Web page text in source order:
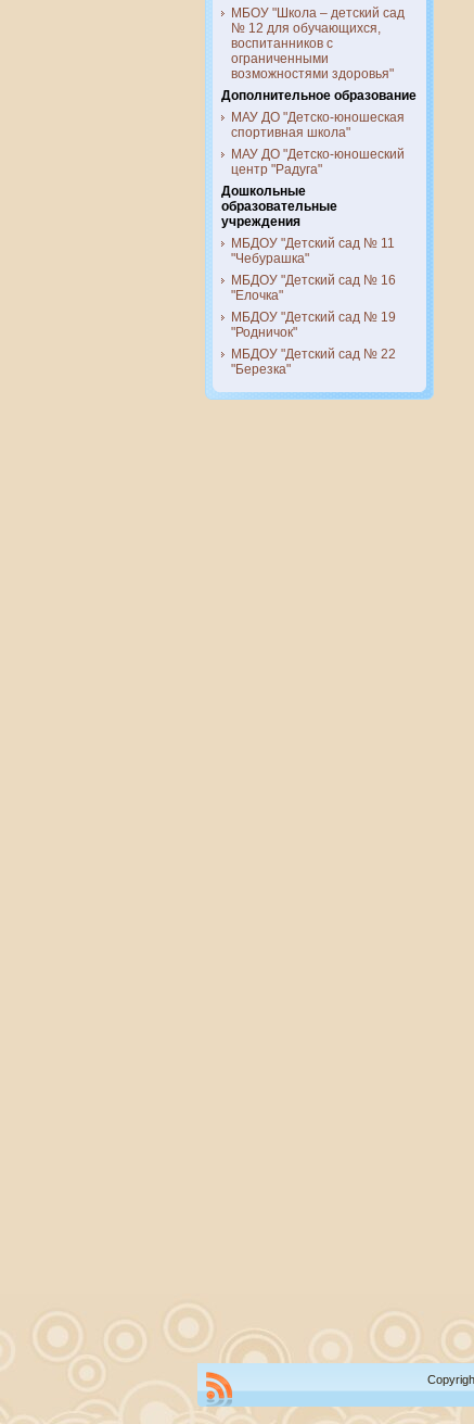
МБОУ "Школа – детский сад
№ 12 для обучающихся,
воспитанников с
ограниченными
возможностями здоровья"
Дополнительное образование
МАУ ДО "Детско-юношеская
спортивная школа"
МАУ ДО "Детско-юношеский
центр "Радуга"
Дошкольные
образовательные
учреждения
МБДОУ "Детский сад № 11
"Чебурашка"
МБДОУ "Детский сад № 16
"Елочка"
МБДОУ "Детский сад № 19
"Родничок"
МБДОУ "Детский сад № 22
"Березка"